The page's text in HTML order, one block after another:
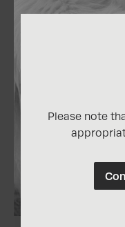
Please note